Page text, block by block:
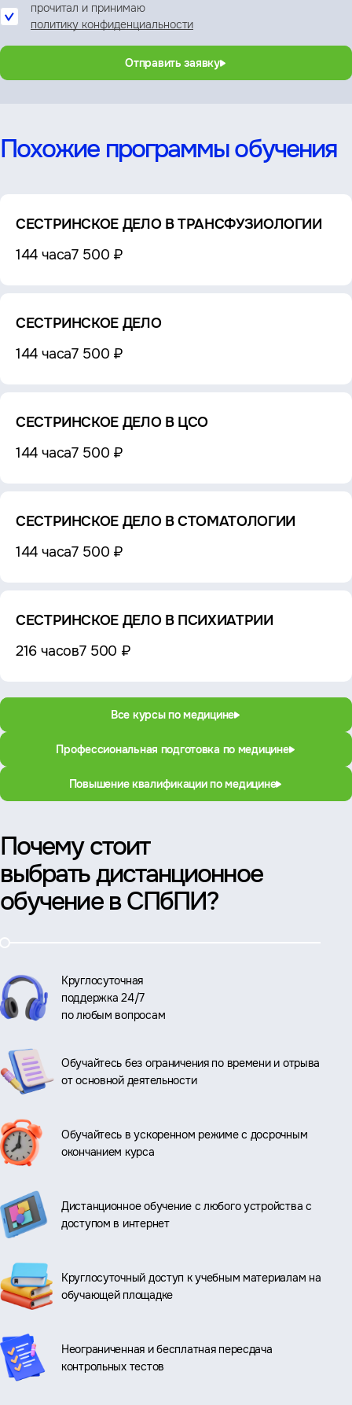
прочитал и принимаю
политику конфиденциальности
Отправить заявку
Похожие программы обучения
СЕСТРИНСКОЕ ДЕЛО В ТРАНСФУЗИОЛОГИИ
144 часа7 500 ₽
СЕСТРИНСКОЕ ДЕЛО
144 часа7 500 ₽
СЕСТРИНСКОЕ ДЕЛО В ЦСО
144 часа7 500 ₽
СЕСТРИНСКОЕ ДЕЛО В СТОМАТОЛОГИИ
144 часа7 500 ₽
СЕСТРИНСКОЕ ДЕЛО В ПСИХИАТРИИ
216 часов7 500 ₽
Все курсы по медицине
Профессиональная подготовка по медицине
Повышение квалификации по медицине
Почему стоит
выбрать дистанционное
обучение в СПбПИ?
Круглосуточная
поддержка 24/7
по любым вопросам
Обучайтесь без ограничения по времени и отрыва
от основной деятельности
Обучайтесь в ускоренном режиме с досрочным
окончанием курса
Дистанционное обучение с любого устройства с
доступом в интернет
Круглосуточный доступ к учебным материалам на
обучающей площадке
Неограниченная и бесплатная пересдача
контрольных тестов